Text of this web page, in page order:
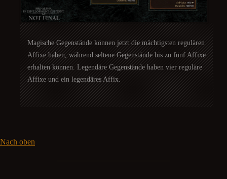
Magische Gegenstände können jetzt die mächtigsten regulären
Affixe haben, während seltene Gegenstände bis zu fünf Affixe
erhalten können. Legendäre Gegenstände haben vier reguläre
Affixe und ein legendäres Affix.
Nach oben